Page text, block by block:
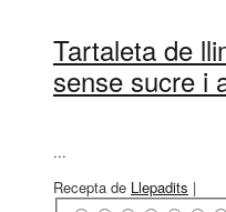
Tartaleta de
sense sucre i
...
Recepta de Llepadits |